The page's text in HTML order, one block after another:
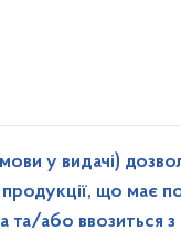
у видачі)
продукції, що має
та/або ввозиться з